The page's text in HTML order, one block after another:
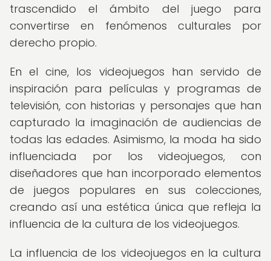
trascendido el ámbito del juego para
convertirse en fenómenos culturales por
derecho propio.
En el cine, los videojuegos han servido de
inspiración para películas y programas de
televisión, con historias y personajes que han
capturado la imaginación de audiencias de
todas las edades. Asimismo, la moda ha sido
influenciada por los videojuegos, con
diseñadores que han incorporado elementos
de juegos populares en sus colecciones,
creando así una estética única que refleja la
influencia de la cultura de los videojuegos.
La influencia de los videojuegos en la cultura